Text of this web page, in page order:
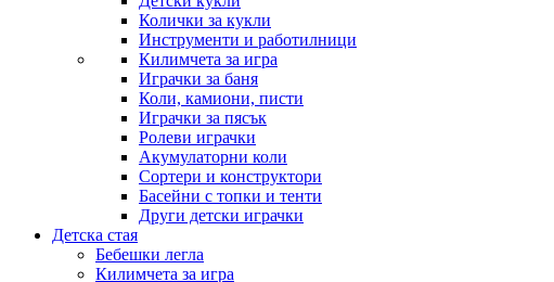
Колички за кукли
Инструменти и работилници
Килимчета за игра
Играчки за баня
Коли, камиони, писти
Играчки за пясък
Ролеви играчки
Акумулаторни коли
Сортери и конструктори
Басейни с топки и тенти
Други детски играчки
Детска стая
Бебешки легла
Килимчета за игра